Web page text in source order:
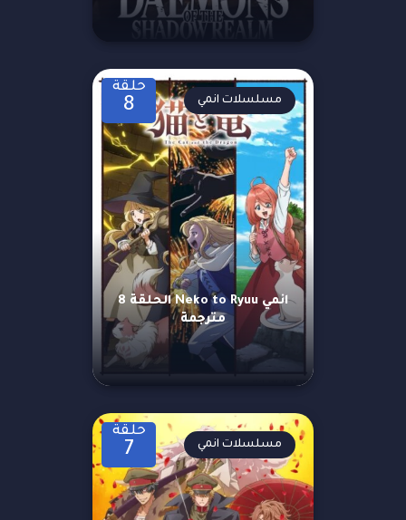
حلقة
8
انمي Neko to Ryuu الحلقة 8
مترجمة
مسلسلات انمي
حلقة
7 مسلسلات انمي